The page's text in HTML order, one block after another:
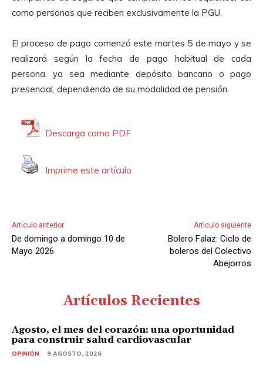
como personas que reciben exclusivamente la PGU.
El proceso de pago comenzó este martes 5 de mayo y se
realizará según la fecha de pago habitual de cada
persona, ya sea mediante depósito bancario o pago
presencial, dependiendo de su modalidad de pensión.
Descarga como PDF
Imprime este artículo
Artículo anterior
De domingo a domingo 10 de
Mayo 2026
Artículo siguiente
Bolero Falaz: Ciclo de
boleros del Colectivo
Abejorros
Artículos Recientes
Agosto, el mes del corazón: una oportunidad
para construir salud cardiovascular
OPINIÓN 9 AGOSTO, 2026